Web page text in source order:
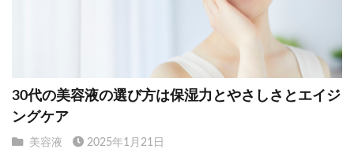
30代の美容液の選び方は保湿力とやさしさとエイジ
ングケア
美容液 2025年1月21日